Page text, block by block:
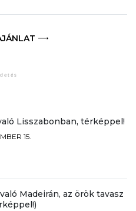
Lisszabonban, térképpel!
15.
Madeirán, az örök tavasz